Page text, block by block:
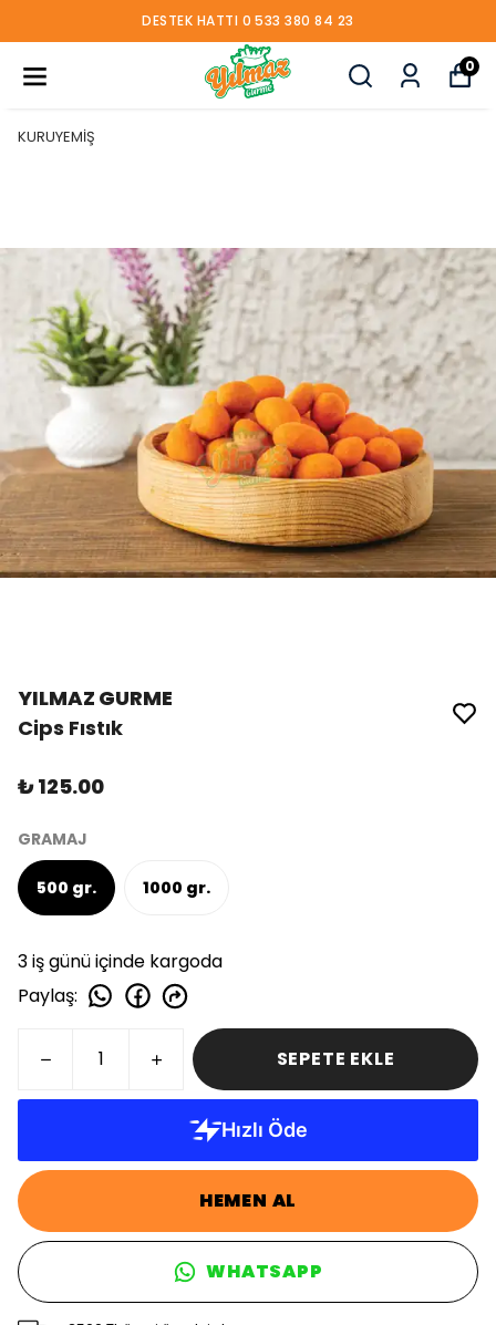
DESTEK HATTI 0 533 380 84 23
0
KURUYEMİŞ
YILMAZ GURME
Cips Fıstık
₺ 125.00
GRAMAJ
500 gr. 1000 gr.
3 iş günü içinde kargoda
Paylaş:
SEPETE EKLE
HEMEN AL
WHATSAPP